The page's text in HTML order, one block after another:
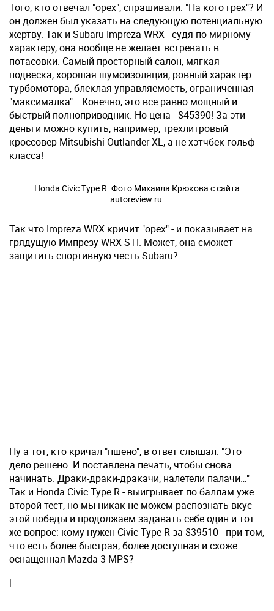
Того, кто отвечал "орех", спрашивали: "На кого грех"? И
он должен был указать на следующую потенциальную
жертву. Так и Subaru Impreza WRX - судя по мирному
характеру, она вообще не желает встревать в
потасовки. Самый просторный салон, мягкая
подвеска, хорошая шумоизоляция, ровный характер
турбомотора, блеклая управляемость, ограниченная
"максималка"… Конечно, это все равно мощный и
быстрый полно­приводник. Но цена - $45390! За эти
деньги можно купить, например, трехлитровый
кроссовер Mitsubishi Outlander XL, а не хэтчбек гольф-
класса!
Honda Civic Type R. Фото Михаила Крюкова с сайта
autoreview.ru.
Так что Impreza WRX кричит "орех" - и показывает на
грядущую Импрезу WRX STI. Может, она сможет
защитить спортивную честь Subaru?
Ну а тот, кто кричал "пшено", в ответ слышал: "Это
дело решено. И поставлена печать, чтобы снова
начинать. Драки-драки-дракачи, налетели палачи…"
Так и Honda Civic Type R - выигрывает по баллам уже
второй тест, но мы никак не можем распознать вкус
этой победы и продолжаем задавать себе один и тот
же вопрос: кому нужен Civic Type R за $39510 - при том,
что есть более быстрая, более доступная и схоже
оснащенная Mazda 3 MPS?
|